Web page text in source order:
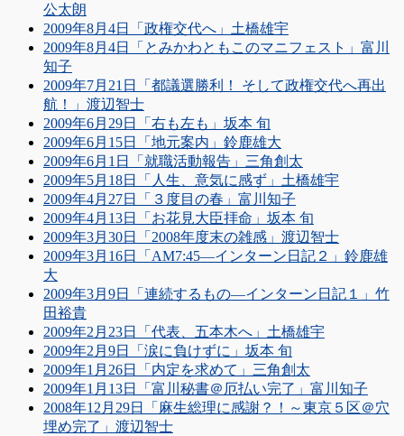
公太朗
2009年8月4日「政権交代へ」土橋雄宇
2009年8月4日「とみかわともこのマニフェスト」富川
知子
2009年7月21日「都議選勝利！ そして政権交代へ再出
航！」渡辺智士
2009年6月29日「右も左も」坂本 旬
2009年6月15日「地元案内」鈴鹿雄大
2009年6月1日「就職活動報告」三角創太
2009年5月18日「人生、意気に感ず」土橋雄宇
2009年4月27日「３度目の春」富川知子
2009年4月13日「お花見大臣拝命」坂本 旬
2009年3月30日「2008年度末の雑感」渡辺智士
2009年3月16日「AM7:45―インターン日記２」鈴鹿雄
大
2009年3月9日「連続するもの―インターン日記１」竹
田裕貴
2009年2月23日「代表、五本木へ」土橋雄宇
2009年2月9日「涙に負けずに」坂本 旬
2009年1月26日「内定を求めて」三角創太
2009年1月13日「富川秘書＠厄払い完了」富川知子
2008年12月29日「麻生総理に感謝？！～東京５区＠穴
埋め完了」渡辺智士